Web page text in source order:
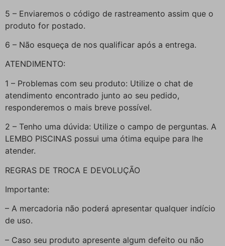
5 – Enviaremos o código de rastreamento assim que o
produto for postado.
6 – Não esqueça de nos qualificar após a entrega.
ATENDIMENTO:
1 – Problemas com seu produto: Utilize o chat de
atendimento encontrado junto ao seu pedido,
responderemos o mais breve possível.
2 – Tenho uma dúvida: Utilize o campo de perguntas. A
LEMBO PISCINAS possui uma ótima equipe para lhe
atender.
REGRAS DE TROCA E DEVOLUÇÃO
Importante:
– A mercadoria não poderá apresentar qualquer indício
de uso.
– Caso seu produto apresente algum defeito ou não